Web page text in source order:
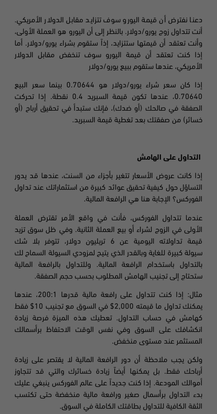
دعنا نفترض أن قيمة اليورو سوف تتزايد مقابل الدولار الأمريكي.
أنت تتداول زوج يورو/دولار. بالنظر إلى أن اليورو هو العملة الأولى،
وأنت تعتقد أن قيمتها ستتزايد، إذاً ستقوم بشراء يورو/دولار.
أما
إذا كنت تعتقد أن قيمة اليورو سوف تنخفض مقابل الدولار
الأمريكي، عندها ستقوم ببيع يورو/دولار
إذا كان سعر شراء يورو/دولار
هو 0.70644 بينما سعر البيع
0.70640، عندها تكون قيمة السبريد
0.4 نقطة. إذا تحركت
الصفقة في صالحك (أو ضدك)، فإنك ستبدأ في تحقيق أرباح (أو
خسائر) من صفقتك بعد تغطية قيمة السبريد.
التداول على الهامش
إذا كانت عروض الأسعار تتغير بأجزاء من السنت، عندها قد يدور
التساؤل حول كيفية تحقيق عوائد كبيرة من استثماراتك عند تداول
الفوركس؟ الإجابة هنا هي الرافعة المالية.
عندما تتداول الفوركس، فأنت في واقع الأمر تقترض العملة
الأولى في الزوج لشراء أو بيع العملة الثانية. وفي ظل سوق تزيد
قيمة تداولاته اليومية عن 6 تريليون دولار، تتوفر بلا شك
سيولة كبيرة للغاية وبالقدر الذي يتيح لمزودي السيولة السماح لك
بالتداول باستخدام الرافعة المالية. وللتداول بالرافعة المالية
ستحتاج إلى تجنيب الهامش المطلوب بحسب حجم الصفقة.
مثال: إذا كنت تتداول على رافعة مالية قدرها 200:1، عندها
يمكنك تداول ما قيمته 2,000$ في السوق مع تجنيب 10$ فقط
كهامش في حساب التداول. تعطيك هذه الميزة فرصة زيادة
انكشافك على السوق وفي نفس الوقت الاحتفاظ برأسمالك
المستثمر عند مستوى منخفض.
ولكن يجب ملاحظة أن دور الرافعة المالية لا يقتصر على زيادة
أرباحك فقط. بل يمكنها أيضاً زيادة خسائرك والتي قد تتجاوز
أموالك المودعة. إذا كنت جديداً على عالم الفوركس ينبغي عليك
بدء التداول برأسمال صغير ورافعة مالية منخفضة حتى تكتسب
الثقة الكافية للتداول بطاقتك الكاملة في السوق.